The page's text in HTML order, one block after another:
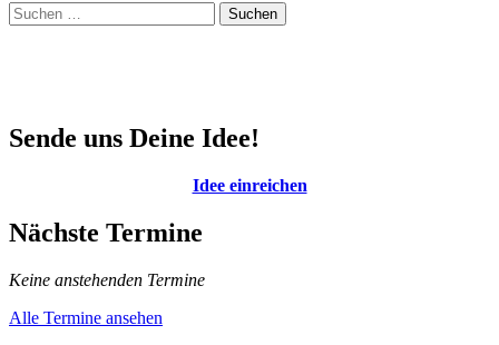
Suchen
nach:
Sende uns Deine Idee!
Idee einreichen
Nächste Termine
Keine anstehenden Termine
Alle Termine ansehen